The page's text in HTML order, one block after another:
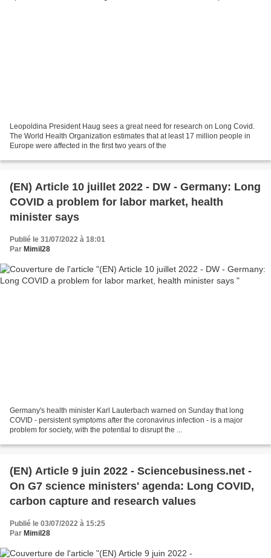
Leopoldina President Haug sees a great need for research on Long Covid.
The World Health Organization estimates that at least 17 million people in
Europe were affected in the first two years of the
(EN) Article 10 juillet 2022 - DW - Germany: Long
COVID a problem for labor market, health
minister says
Publié le 31/07/2022 à 18:01
Par Mimil28
Germany's health minister Karl Lauterbach warned on Sunday that long
COVID - persistent symptoms after the coronavirus infection - is a major
problem for society, with the potential to disrupt the ...
(EN) Article 9 juin 2022 - Sciencebusiness.net -
On G7 science ministers' agenda: Long COVID,
carbon capture and research values
Publié le 03/07/2022 à 15:25
Par Mimil28